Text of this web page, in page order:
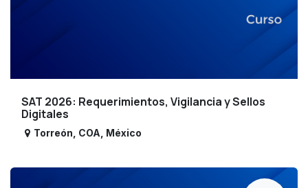
SAT 2026: Requerimientos, Vigilancia y Sellos
Digitales
Torreón COA México